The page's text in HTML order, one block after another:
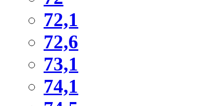
72,1
72,6
73,1
74,1